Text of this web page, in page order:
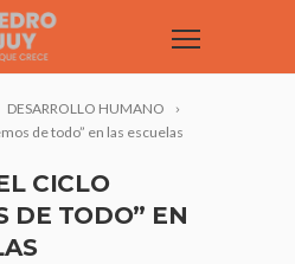
DESARROLLO HUMANO
de todo” en las escuelas
CICLO
DE TODO” EN